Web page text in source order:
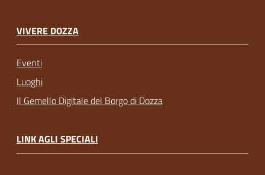
VIVERE DOZZA
Eventi
Luoghi
Il Gemello Digitale del Borgo di Dozza
LINK AGLI SPECIALI